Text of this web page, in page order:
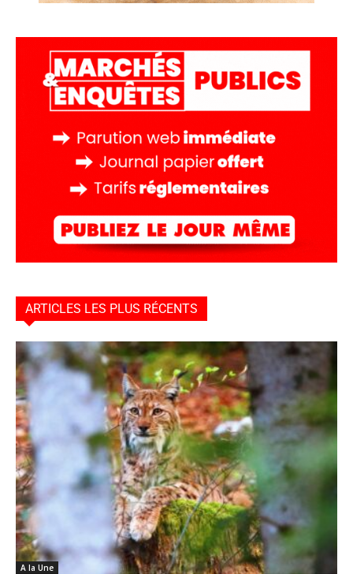
ARTICLES LES PLUS RÉCENTS
A la Une